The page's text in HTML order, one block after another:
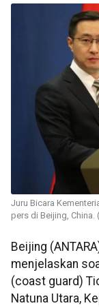
Juru Bicara
pers di Beijing, China.
Beijing
menjelaskan
(coast guard)
Natuna Utara,